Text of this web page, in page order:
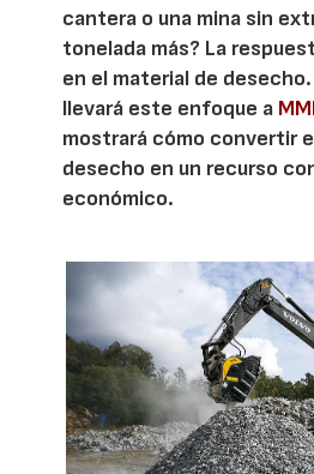
cantera o una mina sin
tonelada más? La
en el material de desecho.
llevará este enfoque a
mostrará cómo convertir
desecho en un recurso
económico.